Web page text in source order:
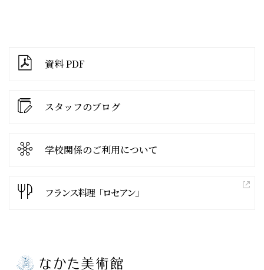
資料 PDF
スタッフのブログ
学校関係のご利用について
フランス料理「ロセアン」